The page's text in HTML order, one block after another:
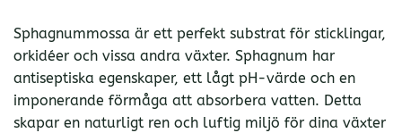
Sphagnummossa är ett perfekt substrat för sticklingar,
orkidéer och vissa andra växter. Sphagnum har
antiseptiska egenskaper, ett lågt pH-värde och en
imponerande förmåga att absorbera vatten. Detta
skapar en naturligt ren och luftig miljö för dina växter